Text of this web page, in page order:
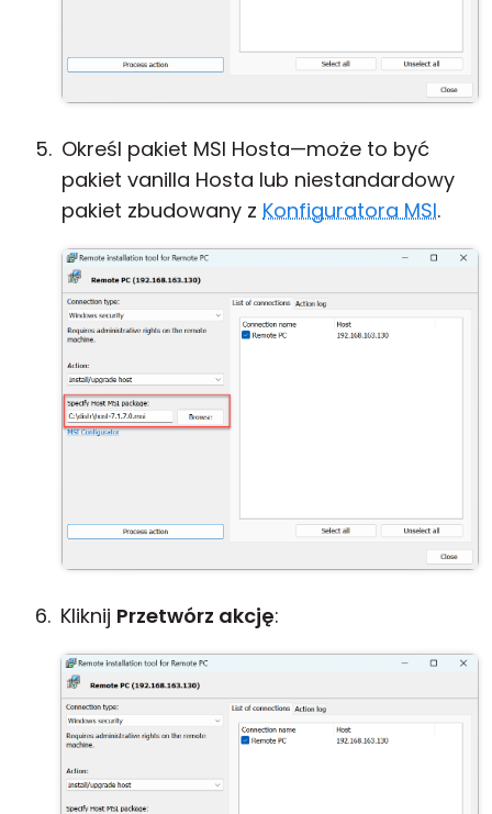
Określ pakiet MSI Hosta—może to być
pakiet vanilla Hosta lub niestandardowy
pakiet zbudowany z Konfiguratora MSI.
Kliknij Przetwórz akcję: